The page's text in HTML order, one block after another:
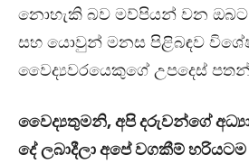
නොහැකි බව මව්පියන් වන ඔබට
සහ යොවුන් මනස පිළිබඳව
වෛද්‍යවරයෙකුගේ උපදෙස්
වෛද්‍යතුමනි, අපි දරුවන්ගේ
දේ ලබාදීලා අපේ වගකීම්